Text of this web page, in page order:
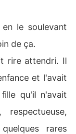
le soulevant
de ça.
rire attendri. Il
et l'avait
qu'il n'avait
rares